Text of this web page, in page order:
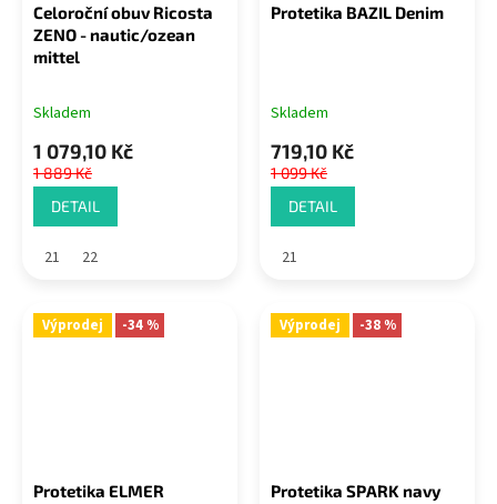
Celoroční obuv Ricosta
ZENO - nautic/ozean
mittel
Skladem
1 079,10 Kč
1 889 Kč
DETAIL
21 22
Protetika BAZIL Denim
Skladem
719,10 Kč
1 099 Kč
DETAIL
21
Výprodej -34 %
Protetika ELMER
Výprodej -38 %
Protetika SPARK navy